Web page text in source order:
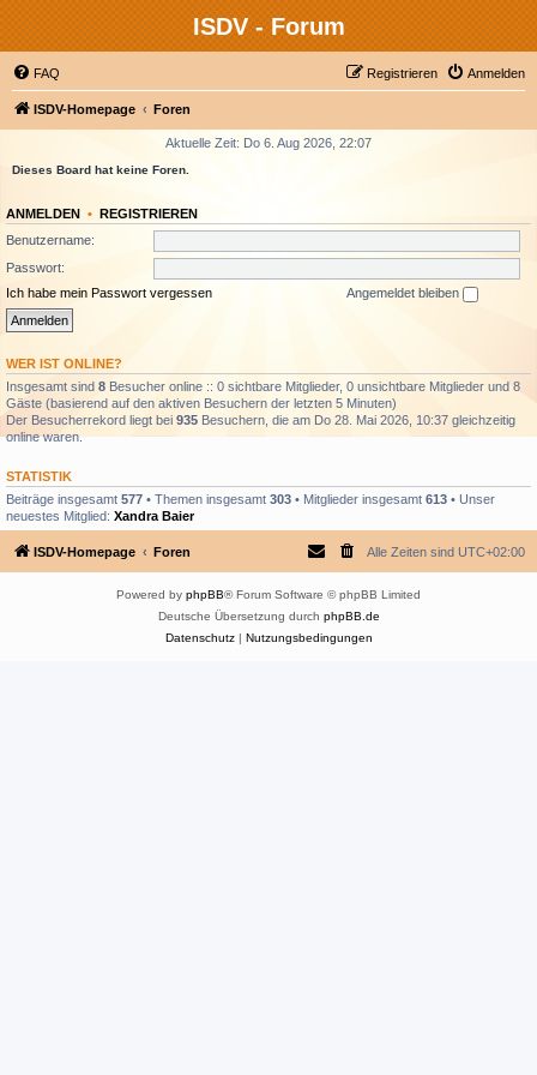
ISDV - Forum
FAQ Anmelden
Registrieren
ISDV-Homepage Foren
Aktuelle Zeit: Do 6. Aug 2026, 22:07
Dieses Board hat keine Foren.
ANMELDEN • REGISTRIEREN
Benutzername:
Passwort:
Ich habe mein Passwort vergessen
Angemeldet bleiben
WER IST ONLINE?
Insgesamt sind 8 Besucher online :: 0 sichtbare Mitglieder, 0 unsichtbare Mitglieder und 8
Gäste (basierend auf den aktiven Besuchern der letzten 5 Minuten)
Der Besucherrekord liegt bei 935 Besuchern, die am Do 28. Mai 2026, 10:37 gleichzeitig
online waren.
STATISTIK
Beiträge insgesamt 577 • Themen insgesamt 303 • Mitglieder insgesamt 613 • Unser
neuestes Mitglied: Xandra Baier
ISDV-Homepage Foren Alle Zeiten sind UTC+02:00
Powered by phpBB® Forum Software © phpBB Limited
Deutsche Übersetzung durch phpBB.de
Datenschutz| Nutzungsbedingungen